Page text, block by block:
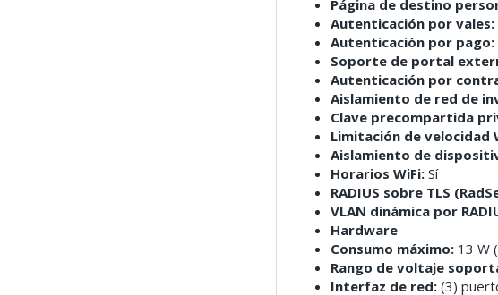
Página de destino
Autenticación por vales:
Autenticación por pago:
Soporte de portal
Autenticación por
Aislamiento de red de
Clave precompartida
Limitación de velocidad
Aislamiento de
Horarios WiFi: Sí
RADIUS sobre TLS
VLAN dinámica por
Hardware
Consumo máximo: 13 W
Rango de voltaje
Interfaz de red: (3)